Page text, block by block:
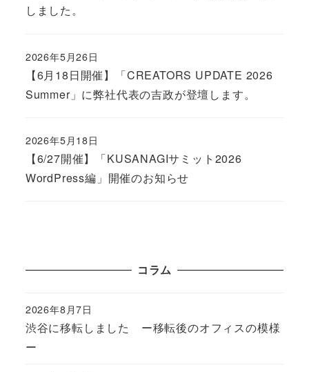
しました。
【6月18日開催】「CREATORS UPDATE 2026
Summer」に弊社代表の吉政が登壇します。
Published
2026年5月26日
【6/27開催】「KUSANAGIサミット2026
WordPress編」開催のお知らせ
Published
2026年5月18日
コラム
渋谷に移転しました ー移転後のオフィスの模様
ー
Published
2026年8月7日